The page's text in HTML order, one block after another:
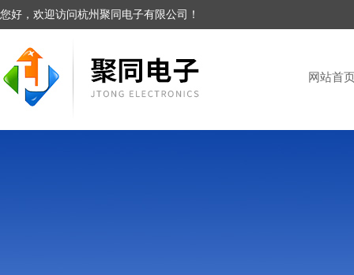
您好，欢迎访问杭州聚同电子有限公司！
网站首